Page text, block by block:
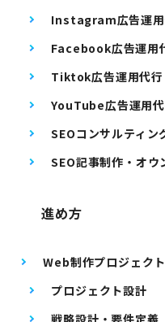
Instagram広告運用
Facebook広告運用
Tiktok広告運用代行
YouTube広告運用
SEOコンサルティン
SEO記事制作・オウ
進め方
Web制作プロジェク
プロジェクト設計
戦略設計・要件定義